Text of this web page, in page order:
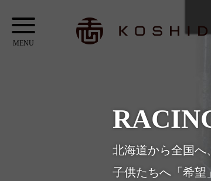
KOSHIDO
メ
北海道から全国へ
子供たちへ「希望